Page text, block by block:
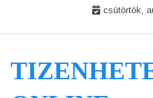
csütörtök,